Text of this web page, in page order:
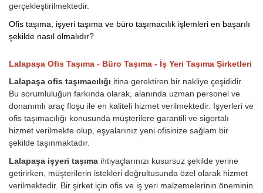
gerçekleştirilmektedir.
Ofis taşıma, işyeri taşıma ve büro taşımacılık işlemleri en başarılı
şekilde nasıl olmalıdır?
Lalapaşa Ofis Taşıma - Büro Taşıma - İş Yeri Taşıma Şirketleri
Lalapaşa ofis taşımacılığı itina gerektiren bir nakliye çeşididir.
Bu sorumluluğun farkında olarak, alanında uzman personel ve
donanımlı araç floşu ile en kaliteli hizmet verilmektedir. İşyerleri ve
ofis taşımacılığı konusunda müşterilere garantili ve sigortalı
hizmet verilmekte olup, eşyalarınız yeni ofisinize sağlam bir
şekilde taşınmaktadır.
Lalapaşa işyeri taşıma ihtiyaçlarınızı kusursuz şekilde yerine
getirirken, müşterilerin istekleri doğrultusunda özel olarak hizmet
verilmektedir. Bir şirket için ofis ve iş yeri malzemelerinin öneminin